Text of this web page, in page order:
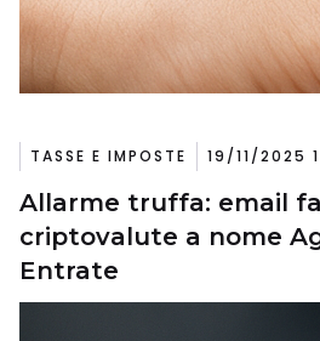
TASSE E IMPOSTE 19/11/2025
Allarme truffa: email
criptovalute a nome
Entrate